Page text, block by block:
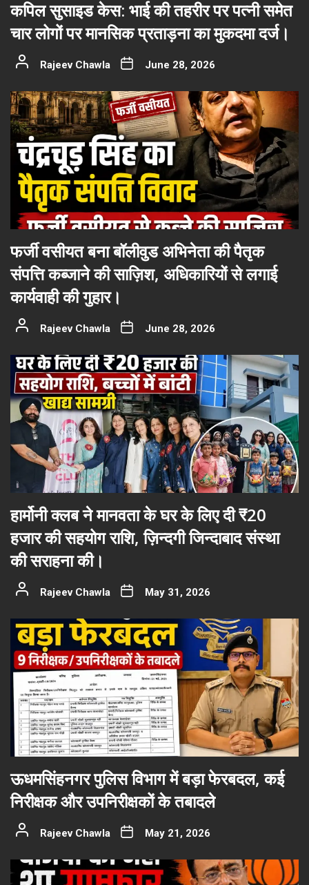
कपिल सुसाइड केस: भाई की तहरीर पर पत्नी समेत
चार लोगों पर मानसिक प्रताड़ना का मुकदमा दर्ज।
Rajeev Chawla June 28, 2026
फर्जी वसीयत बना बॉलीवुड अभिनेता की पैतृक
संपत्ति कब्जाने की साज़िश, अधिकारियों से लगाई
कार्यवाही की गुहार।
Rajeev Chawla June 28, 2026
हार्मोनी क्लब ने मानवता के घर के लिए दी ₹20
हजार की सहयोग राशि, ज़िन्दगी जिन्दाबाद संस्था
की सराहना की।
Rajeev Chawla May 31, 2026
ऊधमसिंहनगर पुलिस विभाग में बड़ा फेरबदल, कई
निरीक्षक और उपनिरीक्षकों के तबादले
Rajeev Chawla May 21, 2026